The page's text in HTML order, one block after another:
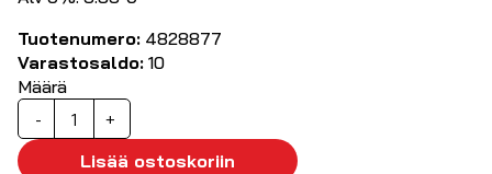
Tuotenumero: 4828877
Varastosaldo: 10
Määrä
-
Riviliitinmerkit:
"1-
+
Lisää ostoskoriin